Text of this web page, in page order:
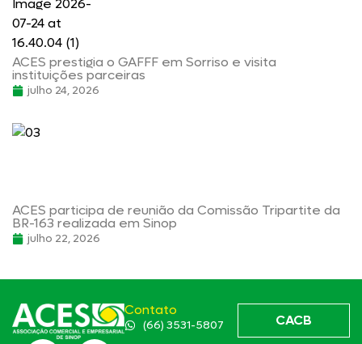
ACES prestigia o GAFFF em Sorriso e visita
instituições parceiras
julho 24, 2026
ACES participa de reunião da Comissão Tripartite da
BR-163 realizada em Sinop
julho 22, 2026
Contato
(66) 3531-5807
CACB